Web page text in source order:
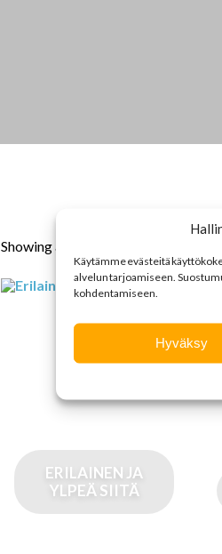
Käytämmeevästeitä
alveluntarjoamiseen
kohdentamiseen.
Hyväksy
Showing all 2 results
ERILAINEN JA
YLPEÄ SIITÄ